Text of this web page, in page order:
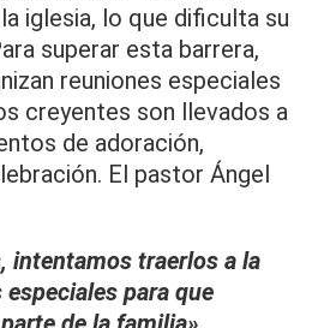
iglesia, lo que dificulta su
superar esta barrera,
reuniones especiales
creyentes son llevados a
de adoración,
El pastor Ángel
intentamos traerlos a la
para que